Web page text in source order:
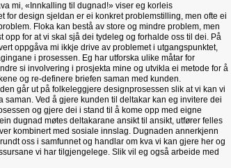
mi, «Innkalling til dugnad!» viser eg korleis
for design sjeldan er ei konkret problemstilling, men ofte ei
Floka kan bestå av store og mindre problem, men
opp for at vi skal sjå dei tydeleg og forhalde oss til dei. På
oppgåva mi ikkje drive av problemet i utgangspunktet,
i prosessen. Eg har utforska ulike måtar for
si involvering i prosjekta mine og utvikla ei metode for å
og re-definere briefen saman med kunden.
går ut på folkeleggjere designprosessen slik at vi kan vi
saman. Ved å gjere kunden til deltakar kan eg invitere dei
og gjere dei i stand til å kome opp med eigne
dugnad møtes deltakarane ansikt til ansikt, utfører felles
kombinert med sosiale innslag. Dugnaden annerkjenn
oss i samfunnet og handlar om kva vi kan gjere her og
vi har tilgjengelege. Slik vil eg også arbeide med